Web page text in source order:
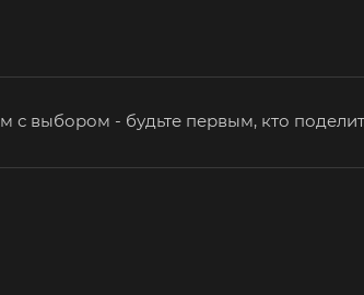
с выбором - будьте первым, кто